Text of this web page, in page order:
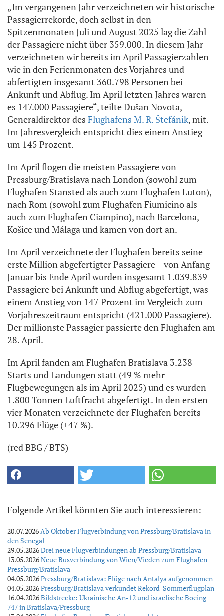
„Im vergangenen Jahr verzeichneten wir historische
Passagierrekorde, doch selbst in den
Spitzenmonaten Juli und August 2025 lag die Zahl
der Passagiere nicht über 359.000. In diesem Jahr
verzeichneten wir bereits im April Passagierzahlen
wie in den Ferienmonaten des Vorjahres und
abfertigten insgesamt 360.798 Personen bei
Ankunft und Abflug. Im April letzten Jahres waren
es 147.000 Passagiere“, teilte Dušan Novota,
Generaldirektor des Flughafens M. R. Štefánik, mit.
Im Jahresvergleich entspricht dies einem Anstieg
um 145 Prozent.
Im April flogen die meisten Passagiere von
Pressburg/Bratislava nach London (sowohl zum
Flughafen Stansted als auch zum Flughafen Luton),
nach Rom (sowohl zum Flughafen Fiumicino als
auch zum Flughafen Ciampino), nach Barcelona,
Košice und Málaga und kamen von dort an.
Im April verzeichnete der Flughafen bereits seine
erste Million abgefertigter Passagiere – von Anfang
Januar bis Ende April wurden insgesamt 1.039.839
Passagiere bei Ankunft und Abflug abgefertigt, was
einem Anstieg von 147 Prozent im Vergleich zum
Vorjahreszeitraum entspricht (421.000 Passagiere).
Der millionste Passagier passierte den Flughafen am
28. April.
Im April fanden am Flughafen Bratislava 3.238
Starts und Landungen statt (49 % mehr
Flugbewegungen als im April 2025) und es wurden
1.800 Tonnen Luftfracht abgefertigt. In den ersten
vier Monaten verzeichnete der Flughafen bereits
10.296 Flüge (+47 %).
(red BBG / BTS)
Folgende Artikel könnten Sie auch interessieren:
20.07.2026Ab Oktober Flugverbindung von Pressburg/Bratislava in
den Senegal
29.05.2026Drei neue Flugverbindungen ab Pressburg/Bratislava
13.05.2026Neue Busverbindung von Wien/Vieden zum Flughafen
Pressburg/Bratislava
04.05.2026Pressburg/Bratislava: Flüge nach Antalya aufgenommen
04.05.2026Pressburg/Bratislava verkündet Rekord-Sommerflugplan
16.04.2026Bildstrecke: Ukrainische An-12 und israelische Boeing
747 in Bratislava/Pressburg